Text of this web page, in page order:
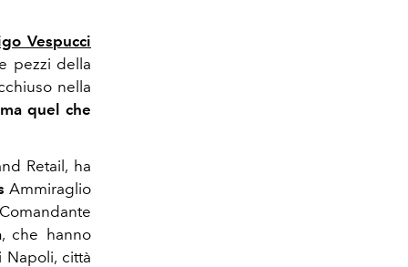
Vespucci
pezzi della
nella
quel che
Retail, ha
Ammiraglio
, che hanno
città